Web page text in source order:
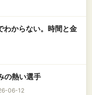
からない。時間と金
の熱い選手
06-12